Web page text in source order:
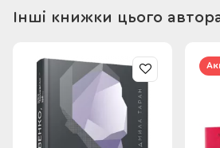
підтримки усього світу, то хоча б
життя пише свої сюжети, закони і
навіть попри випробування.
Інші книжки цього